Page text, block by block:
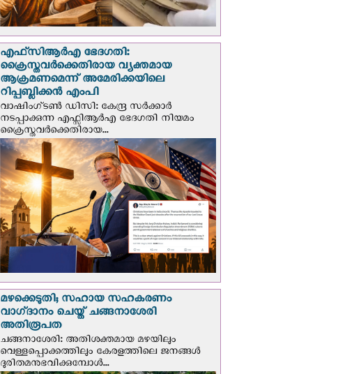
എഫ്‌സി‌ആര്‍‌എ ഭേദഗതി:
ക്രൈസ്തവർക്കെതിരായ വ്യക്തമായ
ആക്രമണമെന്ന് അമേരിക്കയിലെ
റിപ്പബ്ലിക്കൻ എംപി
വാഷിംഗ്ടണ്‍ ഡി‌സി: കേന്ദ്ര സർക്കാർ
നടപ്പാക്കുന്ന എഫ്സിആർഎ ഭേദഗതി നിയമം
ക്രൈസ്തവർക്കെതിരായ...
മഴക്കെടുതി; സഹായ സഹകരണം
വാഗ്‌ദാനം ചെയ്ത് ചങ്ങനാശേരി
അതിരൂപത
ചങ്ങനാശേരി: അതിശക്തമായ മഴയിലും
വെള്ളപ്പൊക്കത്തിലും കേരളത്തിലെ ജനങ്ങൾ
ദുരിതമനുഭവിക്കുമ്പോൾ...